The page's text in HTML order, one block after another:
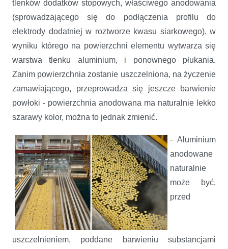
tlenków dodatków stopowych, właściwego anodowania
(sprowadzającego się do podłączenia profilu do
elektrody dodatniej w roztworze kwasu siarkowego), w
wyniku którego na powierzchni elementu wytwarza się
warstwa tlenku aluminium, i ponownego płukania.
Zanim powierzchnia zostanie uszczelniona, na życzenie
zamawiającego, przeprowadza się jeszcze barwienie
powłoki - powierzchnia anodowana ma naturalnie lekko
szarawy kolor, można to jednak zmienić.
- Aluminium
anodowane
naturalnie
może być,
przed
uszczelnieniem, poddane barwieniu substancjami